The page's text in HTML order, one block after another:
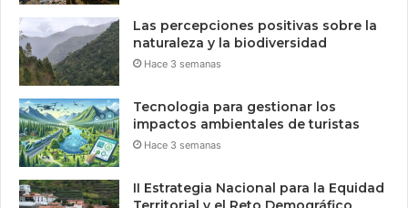
Las percepciones positivas sobre la
naturaleza y la biodiversidad
Hace 3 semanas
Tecnologia para gestionar los
impactos ambientales de turistas
Hace 3 semanas
II Estrategia Nacional para la Equidad